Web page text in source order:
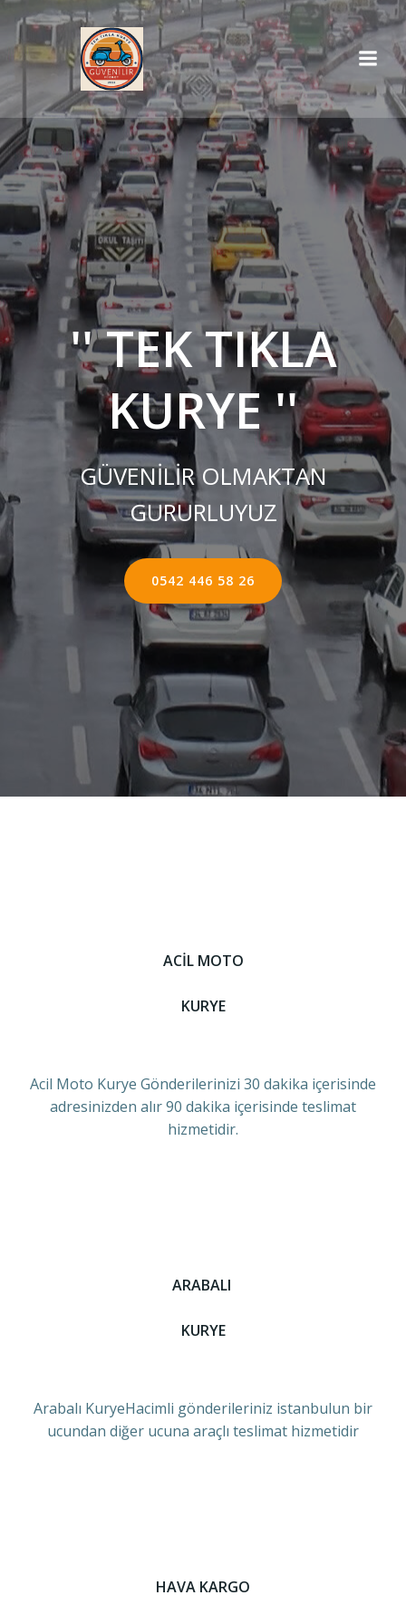
İçeriğe
geç
'' TEK TIKLA
KURYE ''
GÜVENİLİR OLMAKTAN
GURURLUYUZ
0542 446 58 26
ACİL MOTO
KURYE
Acil Moto Kurye Gönderilerinizi 30 dakika içerisinde
adresinizden alır 90 dakika içerisinde teslimat
hizmetidir.
ARABALI
KURYE
Arabalı KuryeHacimli gönderileriniz istanbulun bir
ucundan diğer ucuna araçlı teslimat hizmetidir
HAVA KARGO